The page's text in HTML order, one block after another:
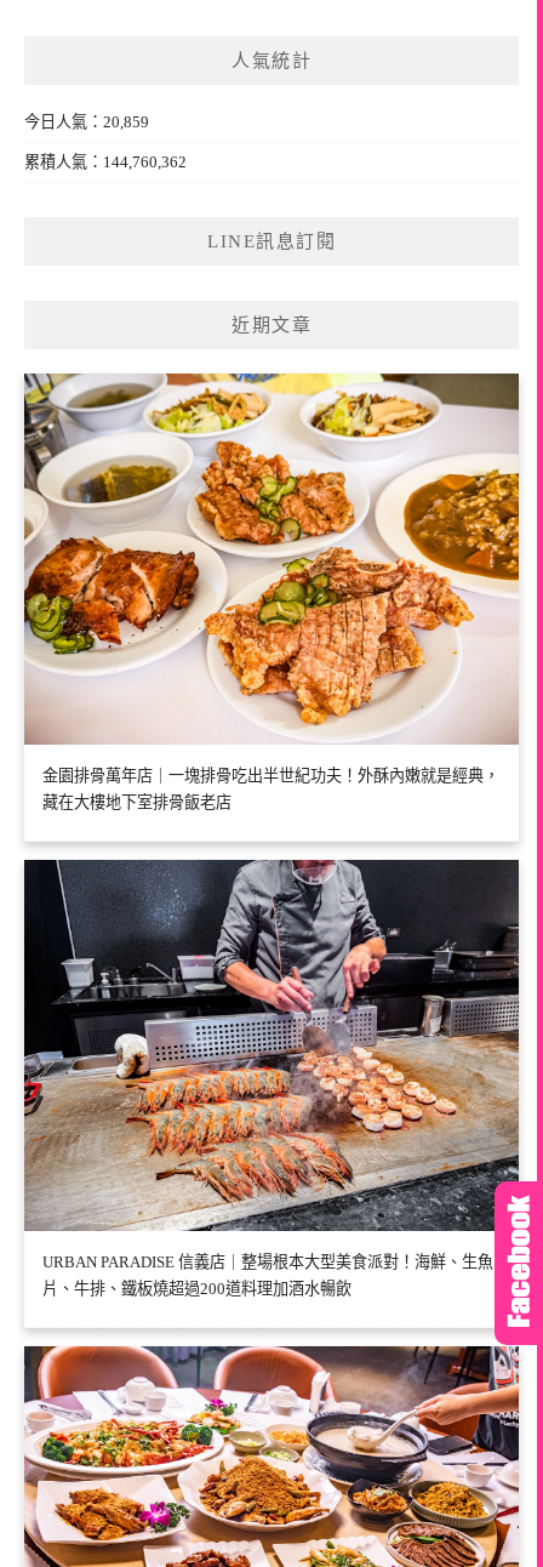
人氣統計
今日人氣：20,859
累積人氣：144,760,362
LINE訊息訂閱
近期文章
金園排骨萬年店｜一塊排骨吃出半世紀功夫！外酥內嫩就是經典，
藏在大樓地下室排骨飯老店
URBAN PARADISE 信義店｜整場根本大型美食派對！海鮮、生魚
片、牛排、鐵板燒超過200道料理加酒水暢飲